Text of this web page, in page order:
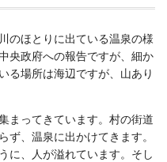
のほとりに出ている温泉の様
央政府への報告ですが、細か
る場所は海辺ですが、山あり
まってきています。村の街道
ず、温泉に出かけてきます。
に、人が溢れています。そし